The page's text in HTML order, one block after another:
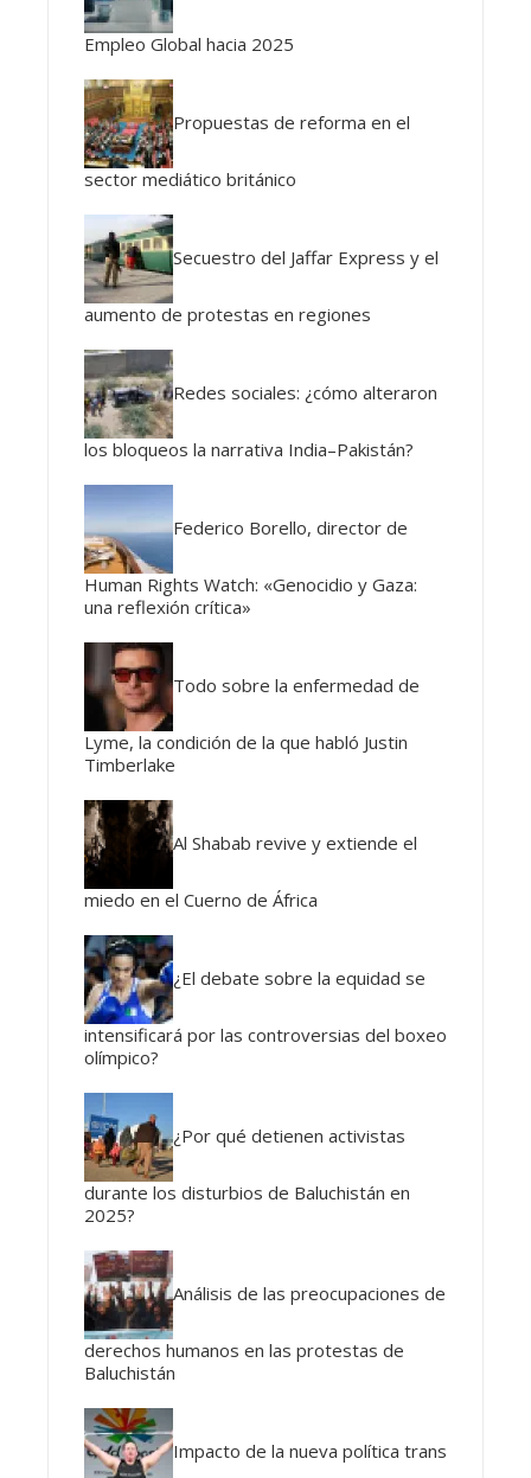
Empleo Global hacia 2025
Propuestas de reforma en el
sector mediático británico
Secuestro del Jaffar Express y el
aumento de protestas en regiones
Redes sociales: ¿cómo alteraron
los bloqueos la narrativa India–Pakistán?
Federico Borello, director de
Human Rights Watch: «Genocidio y Gaza:
una reflexión crítica»
Todo sobre la enfermedad de
Lyme, la condición de la que habló Justin
Timberlake
Al Shabab revive y extiende el
miedo en el Cuerno de África
¿El debate sobre la equidad se
intensificará por las controversias del boxeo
olímpico?
¿Por qué detienen activistas
durante los disturbios de Baluchistán en
2025?
Análisis de las preocupaciones de
derechos humanos en las protestas de
Baluchistán
Impacto de la nueva política trans